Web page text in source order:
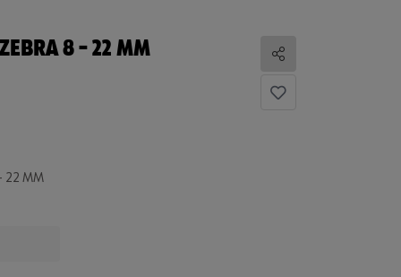
8 – 22 MM
Compartir
22 MM